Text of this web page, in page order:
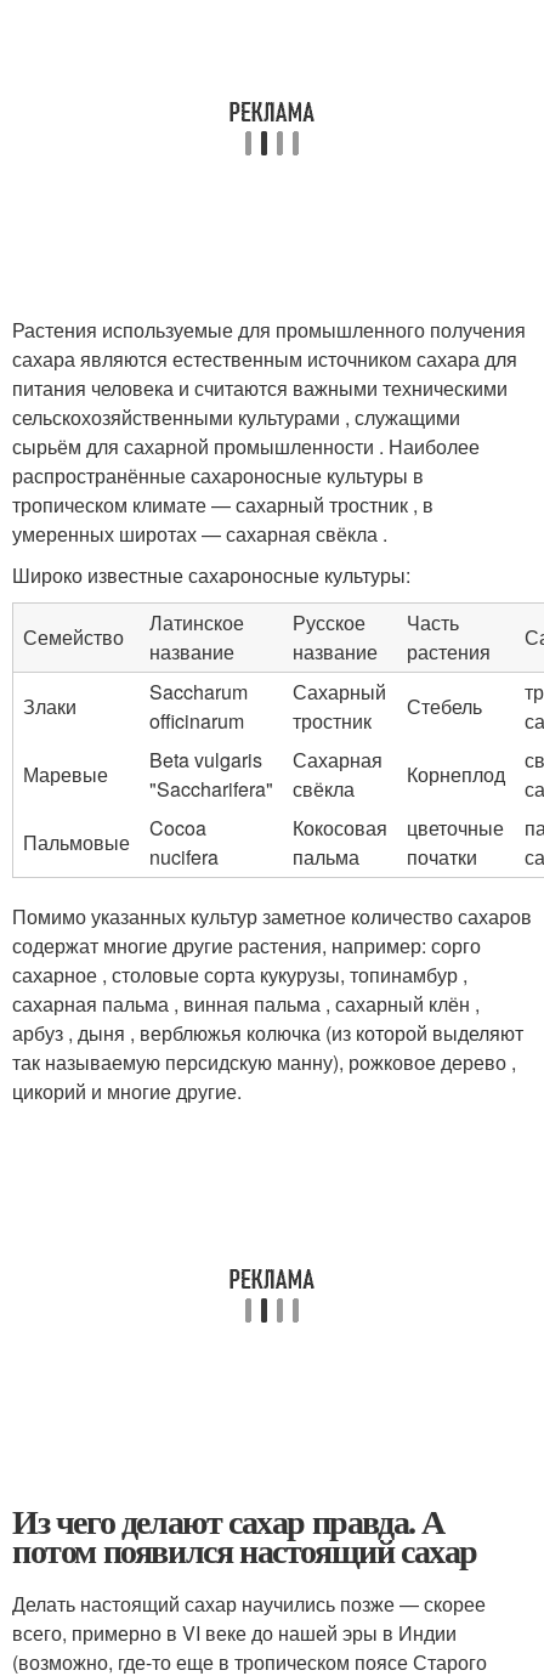
Растения используемые для промышленного получения
сахара являются естественным источником сахара для
питания человека и считаются важными техническими
сельскохозяйственными культурами , служащими
сырьём для сахарной промышленности . Наиболее
распространённые сахароносные культуры в
тропическом климате — сахарный тростник , в
умеренных широтах — сахарная свёкла .
Широко известные сахароносные культуры:
Семейство
Латинское
название
Русское
название
Часть
растения
Злаки
Saccharum
officinarum
Сахарный
тростник
Стебель
Маревые
Beta vulgaris
"Saccharifera"
Сахарная
свёкла
Корнеплод
Пальмовые
Cocoa
nucifera
Кокосовая
пальма
цветочные
початки
Помимо указанных культур заметное количество сахаров
содержат многие другие растения, например: сорго
сахарное , столовые сорта кукурузы, топинамбур ,
сахарная пальма , винная пальма , сахарный клён ,
арбуз , дыня , верблюжья колючка (из которой выделяют
так называемую персидскую манну), рожковое дерево ,
цикорий и многие другие.
Из чего делают сахар правда. А
потом появился настоящий сахар
Делать настоящий сахар научились позже — скорее
всего, примерно в VI веке до нашей эры в Индии
(возможно, где-то еще в тропическом поясе Старого